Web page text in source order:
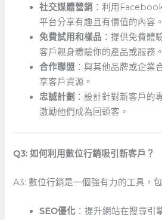
社交媒體營銷 ：利用
平台分享有趣且有價值的內容。
免費試用和樣品 ：提供免費體
客戶親身體驗你的產品或服務。
合作聯盟 ：與其他品牌或企業
享客戶資源。
忠誠計劃 ：設計針對新客戶的
激勵他們成為回頭客。
Q3: 如何利用數位行銷吸引新客戶？
A3: 數位行銷是一個強有力的工具，
SEO優化 ：提升網站在搜尋引